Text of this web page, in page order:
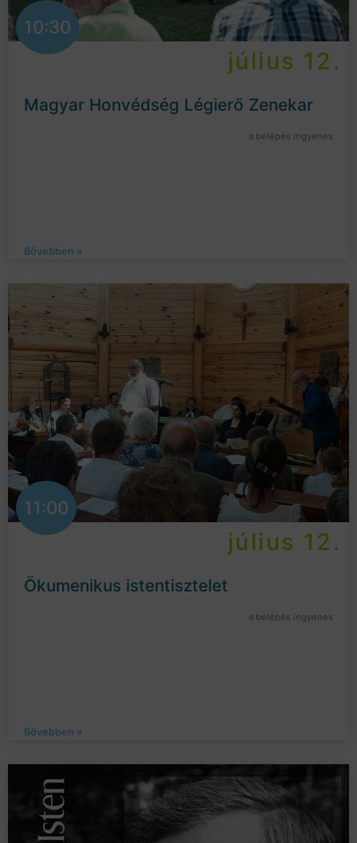
10:30
július 12.
Magyar Honvédség Légierő Zenekar
a belépés ingyenes
Bővebben »
11:00
július 12.
Ökumenikus istentisztelet
a belépés ingyenes
Bővebben »